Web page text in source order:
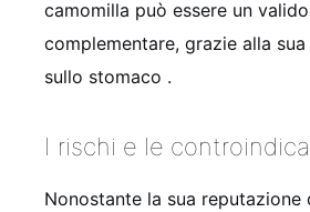
camomilla può essere un
complementare, grazie alla
sullo stomaco .
I rischi e le
Nonostante la sua reputazione